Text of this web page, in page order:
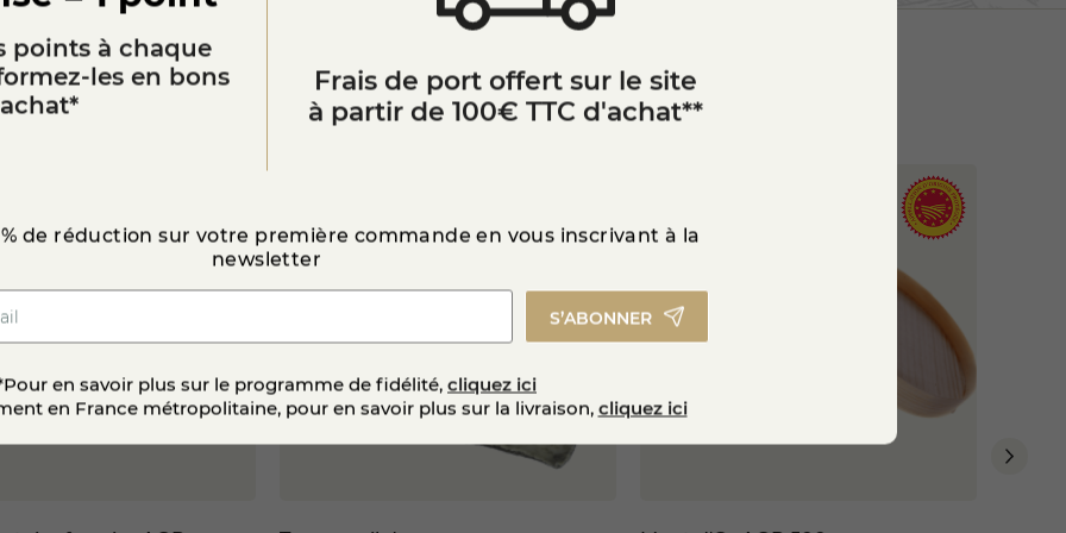
être utilisé en . Râpé ou émietté, il apporte du caractère à des
. Sa forte concentration aromatique permet d’en utiliser de petites quantités
leRamequin du Bugey
est un fromage à découvrir pour les amateurs de spécialités
Vous aimerez aussi
2017
points à chaque
les en bons
Frais de port offert sur le site
à partir de 100€ TTC d'achat**
de réduction sur votre première commande en vous inscrivant à la
newsletter
S’ABONNER
en savoir plus sur le programme de fidélité, cliquez ici
en France métropolitaine, pour en savoir plus sur la livraison, cliquez ici